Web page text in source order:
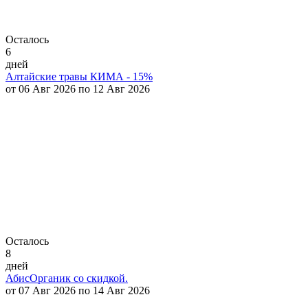
Осталось
6
дней
Алтайские травы КИМА - 15%
от 06 Авг 2026 по 12 Авг 2026
Осталось
8
дней
АбисОрганик со скидкой.
от 07 Авг 2026 по 14 Авг 2026